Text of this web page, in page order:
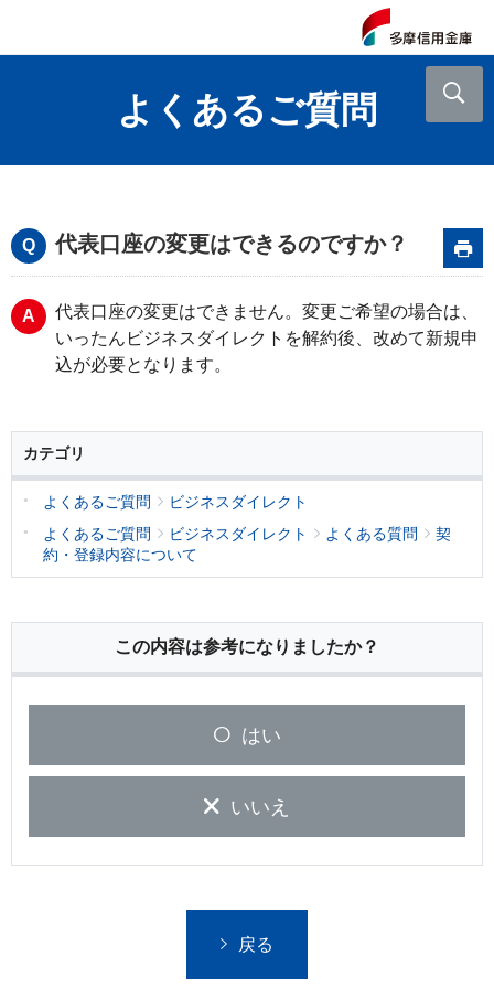
よくあるご質問
代表口座の変更はできるのですか？
代表口座の変更はできません。変更ご希望の場合は、
いったんビジネスダイレクトを解約後、改めて新規申
込が必要となります。
カテゴリ
よくあるご質問
ビジネスダイレクト
よくあるご質問
ビジネスダイレクト よくある質問
契
約・登録内容について
この内容は参考になりましたか？
はい
いいえ
戻る